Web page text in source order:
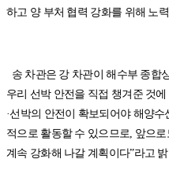
하고 양 부처 협력 강화를 위해 노력
송 차관은 강 차관이 해수부 종합
우리 선박 안전을 직접 챙겨준 것
·선박의 안전이 확보되어야 해양
적으로 활동할 수 있으므로, 앞으
계속 강화해 나갈 계획이다”라고 밝